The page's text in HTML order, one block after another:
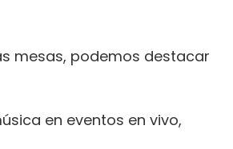
mesas, podemos destacar
en eventos en vivo,